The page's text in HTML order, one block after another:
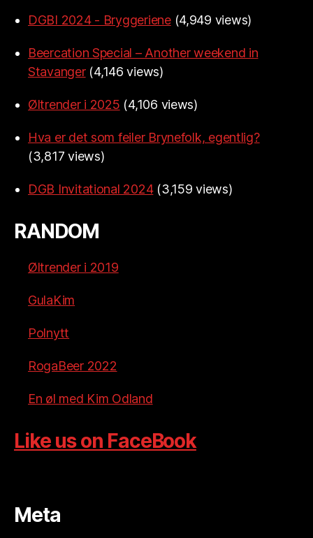
DGBI 2024 - Bryggeriene (4,949 views)
Beercation Special – Another weekend in
Stavanger (4,146 views)
Øltrender i 2025 (4,106 views)
Hva er det som feiler Brynefolk, egentlig?
(3,817 views)
DGB Invitational 2024 (3,159 views)
RANDOM
Øltrender i 2019
GulaKim
Polnytt
RogaBeer 2022
En øl med Kim Odland
Like us on FaceBook
Meta